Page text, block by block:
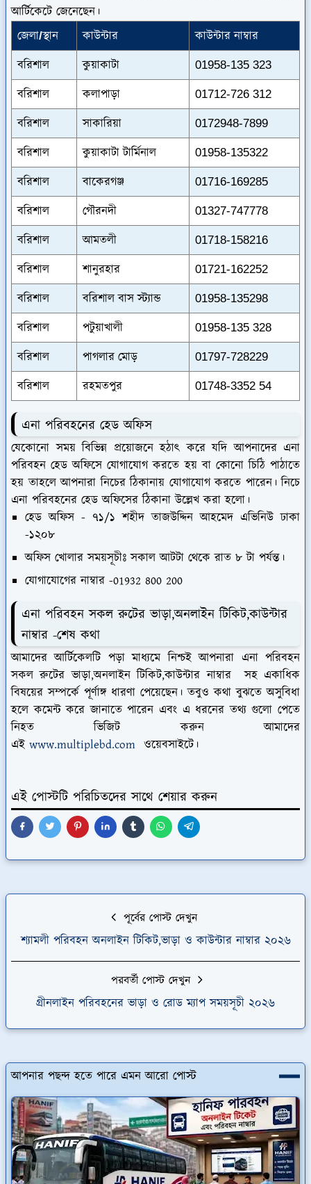
আর্টিকেটে জেনেছেন।
জেলা/স্থান কাউন্টার কাউন্টার নাম্বার
বরিশাল কুয়াকাটা 01958-135 323
বরিশাল কলাপাড়া 01712-726 312
বরিশাল সাকারিয়া 0172948-7899
বরিশাল কুয়াকাটা টার্মিনাল 01958-135322
বরিশাল বাকেরগঞ্জ 01716-169285
বরিশাল গৌরনদী 01327-747778
বরিশাল আমতলী 01718-158216
বরিশাল শানুরহার 01721-162252
বরিশাল বরিশাল বাস স্ট্যান্ড 01958-135298
বরিশাল পটুয়াখালী 01958-135 328
বরিশাল পাগলার মোড় 01797-728229
বরিশাল রহমতপুর 01748-3352 54
এনা পরিবহনের হেড অফিস
যেকোনো সময় বিভিন্ন প্রয়োজনে হঠাৎ করে যদি আপনাদের এনা
পরিবহন হেড অফিসে যোগাযোগ করতে হয় বা কোনো চিঠি পাঠাতে
হয় তাহলে আপনারা নিচের ঠিকানায় যোগাযোগ করতে পারেন। নিচে
এনা পরিবহনের হেড অফিসের ঠিকানা উল্লেখ করা হলো।
হেড অফিস - ৭১/১ শহীদ তাজউদ্দিন আহমেদ এভিনিউ ঢাকা
-১২০৮
অফিস খোলার সময়সূচীঃ সকাল আটটা থেকে রাত ৮ টা পর্যন্ত।
যোগাযোগের নাম্বার -01932 800 200
এনা পরিবহন সকল রুটের ভাড়া,অনলাইন টিকিট,কাউন্টার
নাম্বার -শেষ কথা
আমাদের আর্টিকেলটি পড়া মাধ্যমে নিশ্চই আপনারা এনা পরিবহন
সকল রুটের ভাড়া,অনলাইন টিকিট,কাউন্টার নাম্বার সহ একাধিক
বিষয়ের সম্পর্কে পূর্ণাঙ্গ ধারণা পেয়েছেন। তবুও কথা বুঝতে অসুবিধা
হলে কমেন্ট করে জানাতে পারেন এবং এ ধরনের তথ্য গুলো পেতে
নিহত ভিজিট করুন আমাদের
এই www.multiplebd.com ওয়েবসাইটে।
এই পোস্টটি পরিচিতদের সাথে শেয়ার করুন
পূর্বের পোস্ট দেখুন
শ্যামলী পরিবহন অনলাইন টিকিট,ভাড়া ও কাউন্টার নাম্বার ২০২৬
পরবর্তী পোস্ট দেখুন
গ্রীনলাইন পরিবহনের ভাড়া ও রোড ম্যাপ সময়সূচী ২০২৬
আপনার পছন্দ হতে পারে এমন আরো পোস্ট